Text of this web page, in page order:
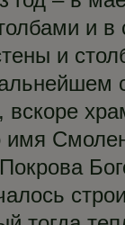
и в
и
вскоре
имя